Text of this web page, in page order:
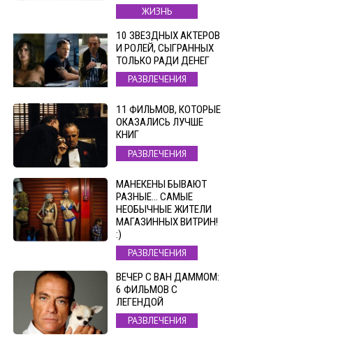
ЖИЗНЬ
10 ЗВЕЗДНЫХ АКТЕРОВ
И РОЛЕЙ, СЫГРАННЫХ
ТОЛЬКО РАДИ ДЕНЕГ
РАЗВЛЕЧЕНИЯ
11 ФИЛЬМОВ, КОТОРЫЕ
ОКАЗАЛИСЬ ЛУЧШЕ
КНИГ
РАЗВЛЕЧЕНИЯ
МАНЕКЕНЫ БЫВАЮТ
РАЗНЫЕ… САМЫЕ
НЕОБЫЧНЫЕ ЖИТЕЛИ
МАГАЗИННЫХ ВИТРИН!
:)
РАЗВЛЕЧЕНИЯ
ВЕЧЕР С ВАН ДАММОМ:
6 ФИЛЬМОВ С
ЛЕГЕНДОЙ
РАЗВЛЕЧЕНИЯ